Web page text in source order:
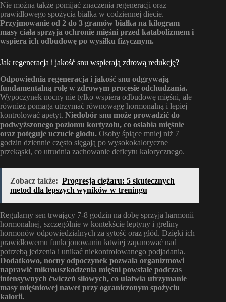
Nie można także pomijać znaczenia regeneracji oraz
prawidłowego spożycia białka w codziennej diecie.
Przyjmowanie od 2 do 3 gramów białka na kilogram
masy ciała sprzyja ochronie mięśni przed katabolizmem i
wspiera ich odbudowę po wysiłku fizycznym.
Jak regeneracja i jakość snu wspierają zdrową redukcję?
Odpowiednia regeneracja i jakość snu odgrywają
fundamentalną rolę w zdrowym procesie odchudzania.
Wypoczynek nocny nie tylko wspiera odbudowę mięśni, ale
również pomaga utrzymać równowagę hormonalną i lepiej
kontrolować apetyt. Niedobór snu może prowadzić do
podwyższonego poziomu kortyzolu, co osłabia mięśnie
oraz potęguje uczucie głodu. Osoby śpiące mniej niż 7
godzin dziennie często sięgają po wysokokaloryczne
przekąski, co utrudnia zachowanie deficytu kalorycznego.
Zobacz także: Progresja ciężaru: 5 skutecznych
metod dla lepszych wyników w treningu
Regularny sen trwający 7-8 godzin na dobę sprzyja harmonii
hormonalnej, szczególnie w kontekście leptyny i greliny –
hormonów odpowiedzialnych za sytość oraz głód. Dzięki ich
prawidłowemu funkcjonowaniu łatwiej zapanować nad
potrzebą jedzenia i unikać niekontrolowanego podjadania.
Dodatkowo, nocny odpoczynek pozwala organizmowi
naprawić mikrouszkodzenia mięśni powstałe podczas
intensywnych ćwiczeń siłowych, co ułatwia utrzymanie
masy mięśniowej nawet przy ograniczonym spożyciu
kalorii.